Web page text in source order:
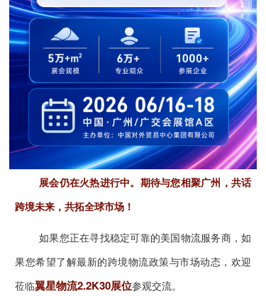
展会仍在火热进行中。 期待与您相聚广州，共话
跨境未来，共拓全球市场！
如果您正在寻找稳定可靠的美国物流服务商，如
果您希望了解最新的跨境物流政策与市场动态，欢迎
莅临翼星物流2.2K30展位参观交流。